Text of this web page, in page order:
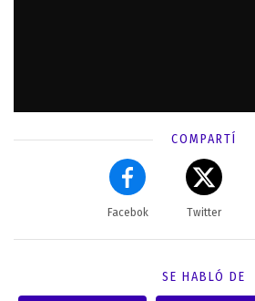
COMPARTÍ
Facebok Twitter
SE HABLÓ DE